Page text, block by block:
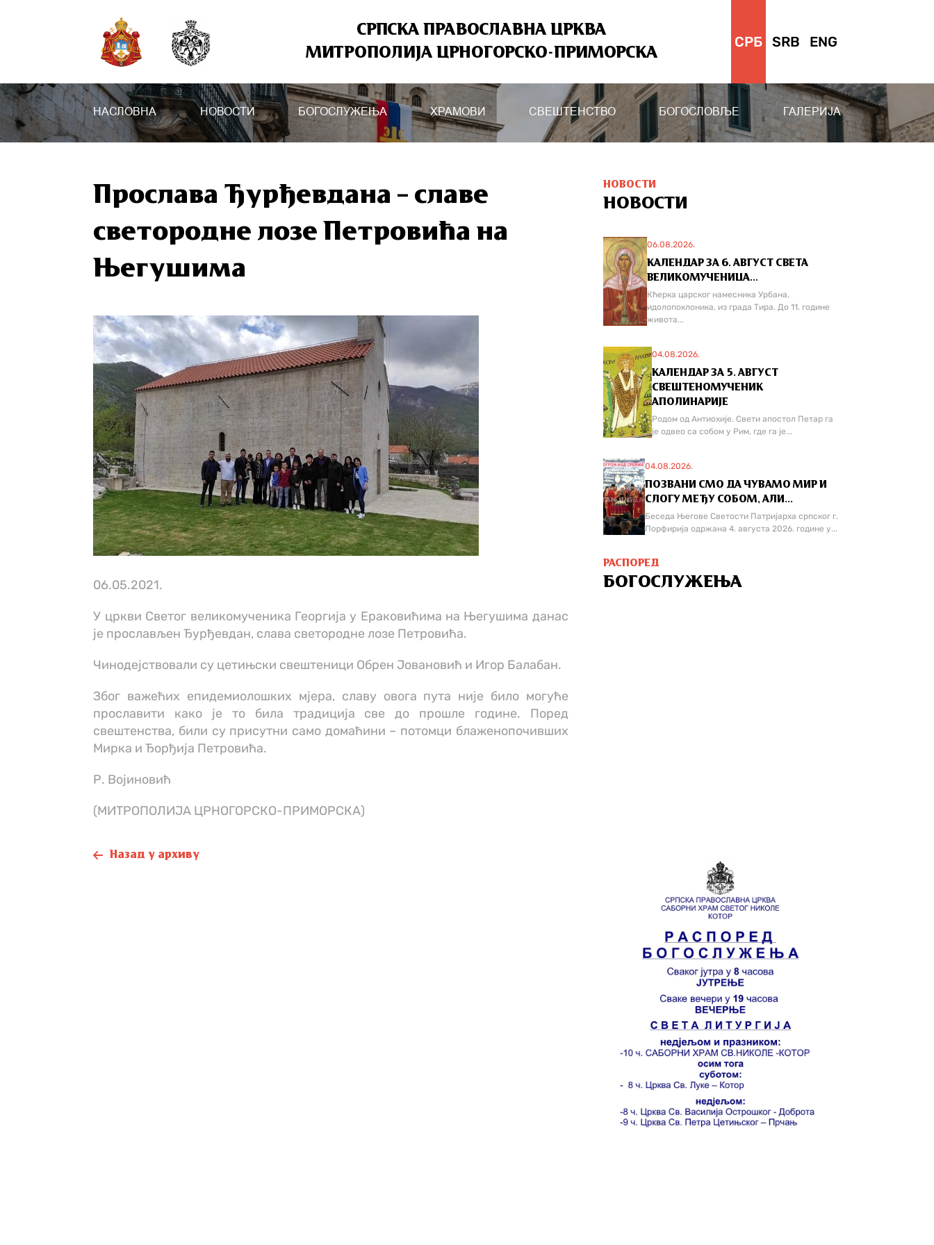
СРПСКА ПРАВОСЛАВНА ЦРКВА
МИТРОПОЛИЈА ЦРНОГОРСКО-ПРИМОРСКА
СРБ SRB ENG
НАСЛОВНА НОВОСТИ БОГОСЛУЖЕЊА ХРАМОВИ СВЕШТЕНСТВО БОГОСЛОВЉЕ ГАЛЕРИЈА
Прослава Ђурђевдана – славе
светородне лозе Петровића на
Његушима
06.05.2021.
У цркви Светог великомученика Георгија у Ераковићима на Његушима данас
је прослављен Ђурђевдан, слава светородне лозе Петровића.
Чинодејствовали су цетињски свештеници Обрен Јовановић и Игор Балабан.
Због важећих епидемиолошких мјера, славу овога пута није било могуће
прославити како је то била традиција све до прошле године. Поред
свештенства, били су присутни само домаћини – потомци блаженопочивших
Мирка и Ђорђија Петровића.
Р. Војиновић
(МИТРОПОЛИЈA ЦРНОГОРСКО-ПРИМОРСКA)
Назад у архиву
НОВОСТИ
НОВОСТИ
06.08.2026.
КАЛЕНДАР ЗА 6. АВГУСТ СВЕТА
ВЕЛИКОМУЧЕНИЦА...
Кћерка царског намесника Урбана,
идолопоклоника, из града Тира. До 11. године
живота...
04.08.2026.
КАЛЕНДАР ЗА 5. АВГУСТ
СВЕШТЕНОМУЧЕНИК
АПОЛИНАРИЈЕ
Родом од Антиохије. Свети апостол Петар га
је одвео са собом у Рим, где га је...
04.08.2026.
ПОЗВАНИ СМО ДА ЧУВАМО МИР И
СЛОГУ МЕЂУ СОБОМ, АЛИ...
Беседа Његове Светости Патријарха српског г.
Порфирија одржана 4. августа 2026. године у...
РАСПОРЕД
БОГОСЛУЖЕЊА